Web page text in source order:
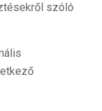
szóló